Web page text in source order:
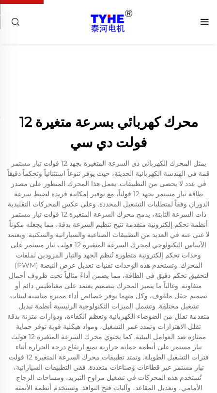
محرك كهربائي بسرعة متغيرة 12
فولت دي سي
يمثل المحرك الكهربائي ذي السرعة المتغيرة بجهد 12 فولت تيار مستمر
قمة في الهندسة الكهربائية الحديثة، حيث يوفر تنوعاً استثنائياً وتحكماً دقيقاً
في عدد لا يحصى من التطبيقات. يعمل هذا المحرك المتطور على مصدر
طاقة تيار مستمر بجهد 12 فولتاً، مع توفير إمكانية فريدة لضبط سرعة
الدوران وفقاً لمتطلبات التشغيل المحددة. وعلى عكس المحركات التقليدية
ذات السرعة الثابتة، يدمج محرك السرعة المتغيرة 12 فولت تيار مستمر
أنظمة تحكم إلكترونية متقدمة تتيح تنظيم السرعة بدقة، مما يجعله مكوناً
لا غنى عنه في العديد من التطبيقات الصناعية والسياراتية والسكنية. ويعتمد
الأساس التكنولوجي لمحرك السرعة المتغيرة 12 فولت تيار مستمر على
وحدات تحكم إلكترونية متطورة تُنظم الجهد والتيار المزودين لملفات
المحرك. وتستخدم هذه الوحدات تقنيات تعديل عرض النبضة (PWM)
لتحقيق تحكم دقيق في الطاقة، مما يضمن أداءً مثالياً تحت ظروف أحمال
متفاوتة. وغالباً ما يتميز المحرك بتصميم يعتمد على مغناطيس دائم أو
تصميم حقل ملفوف، وكل منهما يوفر خصائص أداء مميزة مناسبة لبيئات
تشغيل مختلفة. وتشمل الميزات التكنولوجية الرئيسية أنظمة تبديل
متقدمة تقلل من الضوضاء الكهربائية وتعظم الكفاءة، ودوارات متزنة بدقة
تقلل الاهتزازات وتمدد عمر التشغيل، ومواد هيكلية قوية توفر حماية
ممتازة ضد العوامل البيئية. كما يحتوي محرك السرعة المتغيرة 12 فولت
تيار مستمر على أنظمة حماية حرارية تمنع ارتفاع درجة الحرارة أثناء
فترات التشغيل الطويلة. وتمتد تطبيقات محرك السرعة المتغيرة 12 فولت
تيار مستمر عبر قطاعات وصناعات متعددة. ففي التطبيقات السياراتية،
تُستخدم هذه المحركات في تشغيل مراوح التبريد، ومساحات الزجاج
الأمامي، وتعديل المقاعد، وآليات فتح النوافذ. وتستخدم أنظمة الأتمتة